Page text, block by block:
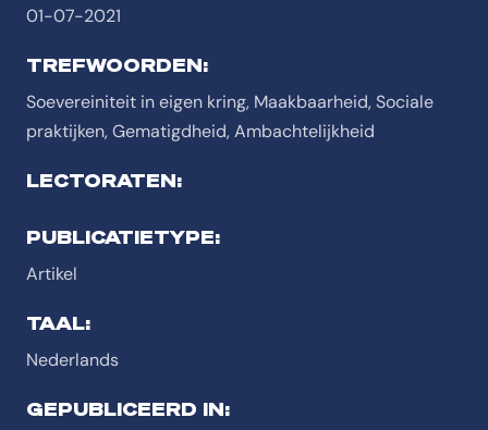
01-07-2021
TREFWOORDEN:
Soevereiniteit in eigen kring, Maakbaarheid, Sociale
praktijken, Gematigdheid, Ambachtelijkheid
LECTORATEN:
PUBLICATIETYPE:
Artikel
TAAL:
Nederlands
GEPUBLICEERD IN: